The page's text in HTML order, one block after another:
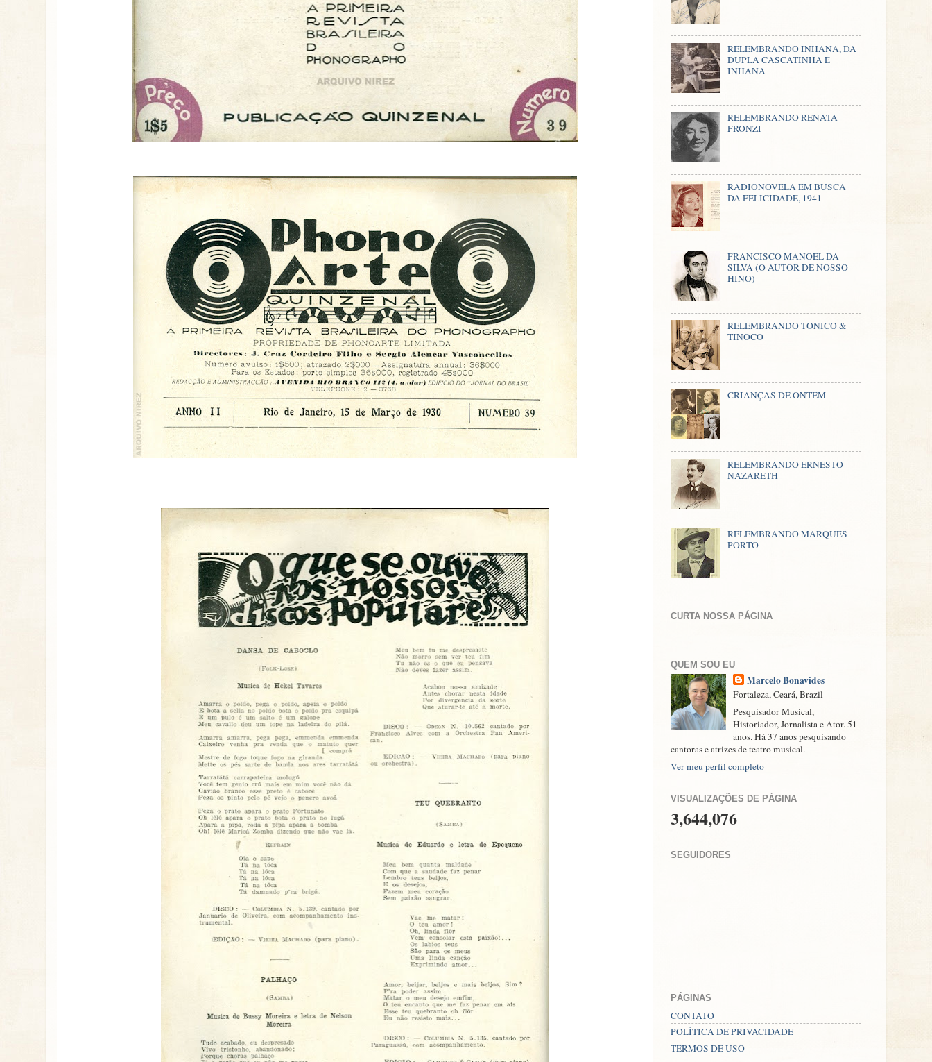
RELEMBRANDO INHANA, DA
DUPLA CASCATINHA E
INHANA
RELEMBRANDO RENATA
FRONZI
RADIONOVELA EM BUSCA
DA FELICIDADE, 1941
FRANCISCO MANOEL DA
SILVA (O AUTOR DE NOSSO
HINO)
RELEMBRANDO TONICO &
TINOCO
CRIANÇAS DE ONTEM
RELEMBRANDO ERNESTO
NAZARETH
RELEMBRANDO MARQUES
PORTO
CURTA NOSSA PÁGINA
QUEM SOU EU
Marcelo Bonavides
Fortaleza, Ceará, Brazil
Pesquisador Musical,
Historiador, Jornalista e Ator. 51
anos. Há 37 anos pesquisando
cantoras e atrizes de teatro musical.
Ver meu perfil completo
VISUALIZAÇÕES DE PÁGINA
3,644,076
SEGUIDORES
PÁGINAS
CONTATO
POLÍTICA DE PRIVACIDADE
TERMOS DE USO